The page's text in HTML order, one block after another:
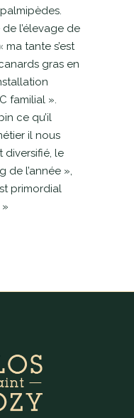
l’élevage de
tante s’est
gras en
familial ».
ce qu’il
il nous
diversifié, le
de l’année »,
primordial